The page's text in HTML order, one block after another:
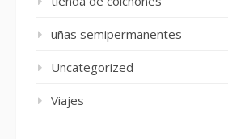
uñas semipermanentes
Uncategorized
Viajes